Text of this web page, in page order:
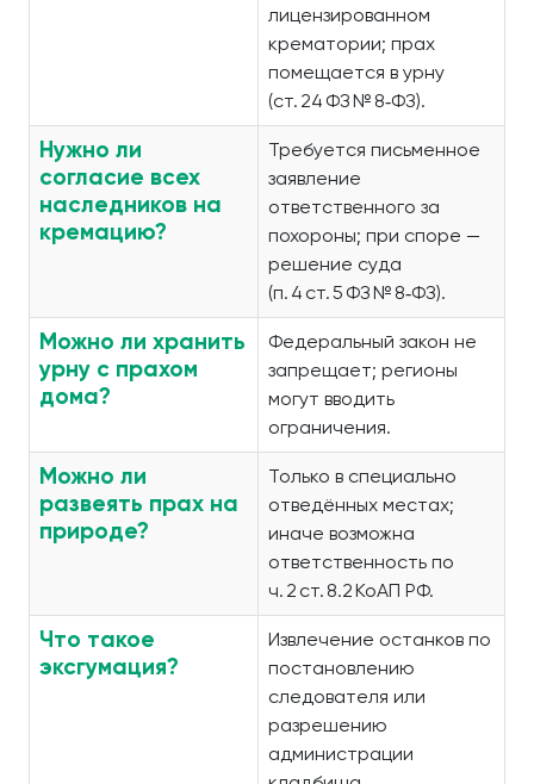
лицензированном
крематории; прах
помещается в урну
(ст. 24 ФЗ № 8‑ФЗ).
Нужно ли
согласие всех
наследников на
кремацию?
Требуется письменное
заявление
ответственного за
похороны; при споре —
решение суда
(п. 4 ст. 5 ФЗ № 8‑ФЗ).
Можно ли хранить
урну с прахом
дома?
Федеральный закон не
запрещает; регионы
могут вводить
ограничения.
Можно ли
развеять прах на
природе?
Только в специально
отведённых местах;
иначе возможна
ответственность по
ч. 2 ст. 8.2 КоАП РФ.
Что такое
эксгумация?
Извлечение останков по
постановлению
следователя или
разрешению
администрации